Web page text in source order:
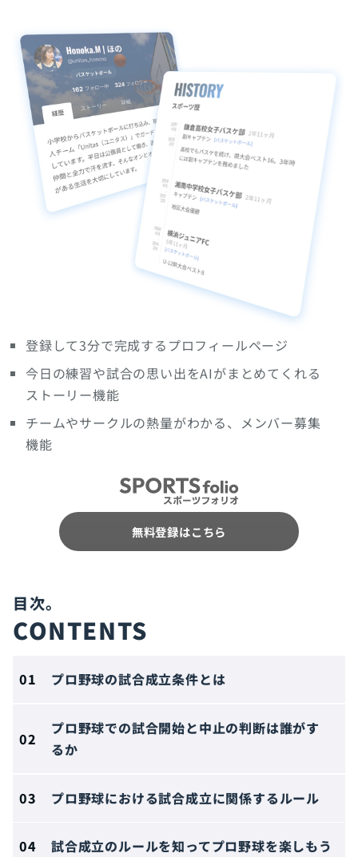
登録して3分で完成するプロフィールページ
今日の練習や試合の思い出をAIがまとめてくれる
ストーリー機能
チームやサークルの熱量がわかる、メンバー募集
機能
無料登録はこちら
CONTENTS
プロ野球の試合成立条件とは
プロ野球での試合開始と中止の判断は誰がす
るか
プロ野球における試合成立に関係するルール
試合成立のルールを知ってプロ野球を楽しもう